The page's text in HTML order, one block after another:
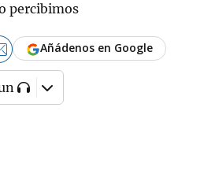
percibimos
Añádenos en Google